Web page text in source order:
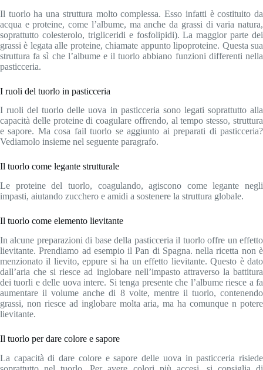
Il tuorlo ha una struttura molto complessa. Esso infatti è costituito da
acqua e proteine, come l’albume, ma anche da grassi di varia natura,
soprattutto colesterolo, trigliceridi e fosfolipidi). La maggior parte dei
grassi è legata alle proteine, chiamate appunto lipoproteine. Questa sua
struttura fa sì che l’albume e il tuorlo abbiano funzioni differenti nella
pasticceria.
I ruoli del tuorlo in pasticceria
I ruoli del tuorlo delle uova in pasticceria sono legati soprattutto alla
capacità delle proteine di coagulare offrendo, al tempo stesso, struttura
e sapore. Ma cosa fail tuorlo se aggiunto ai preparati di pasticceria?
Vediamolo insieme nel seguente paragrafo.
Il tuorlo come legante strutturale
Le proteine del tuorlo, coagulando, agiscono come legante negli
impasti, aiutando zucchero e amidi a sostenere la struttura globale.
Il tuorlo come elemento lievitante
In alcune preparazioni di base della pasticceria il tuorlo offre un effetto
lievitante. Prendiamo ad esempio il Pan di Spagna. nella ricetta non è
menzionato il lievito, eppure si ha un effetto lievitante. Questo è dato
dall’aria che si riesce ad inglobare nell’impasto attraverso la battitura
dei tuorli e delle uova intere. Si tenga presente che l’albume riesce a fa
aumentare il volume anche di 8 volte, mentre il tuorlo, contenendo
grassi, non riesce ad inglobare molta aria, ma ha comunque n potere
lievitante.
Il tuorlo per dare colore e sapore
La capacità di dare colore e sapore delle uova in pasticceria risiede